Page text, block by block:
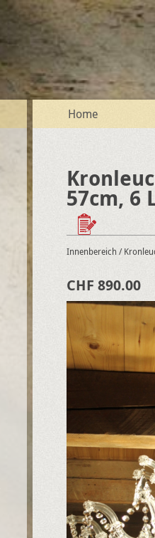
Home
57cm, 6
Innenbereich /
CHF 890.00